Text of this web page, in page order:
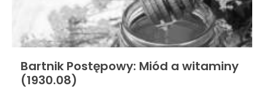
Bartnik Postępowy: Miód a witaminy
(1930.08)